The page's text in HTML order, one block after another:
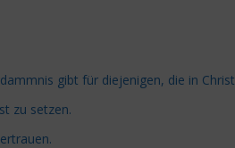
gibt für diejenigen, die in
zu setzen.